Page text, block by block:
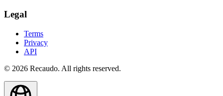
Legal
Terms
Privacy
API
© 2026 Recaudo. All rights reserved.